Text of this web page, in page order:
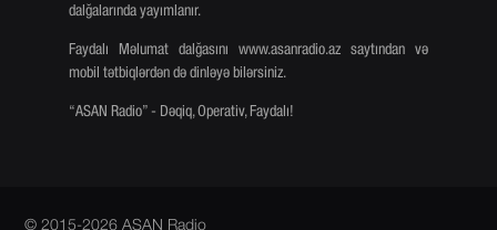
dalğalarında yayımlanır.
Faydalı Məlumat dalğasını www.asanradio.az saytından və
mobil tətbiqlərdən də dinləyə bilərsiniz.
“ASAN Radio” - Dəqiq, Operativ, Faydalı!
© 2015-2026 ASAN Radio